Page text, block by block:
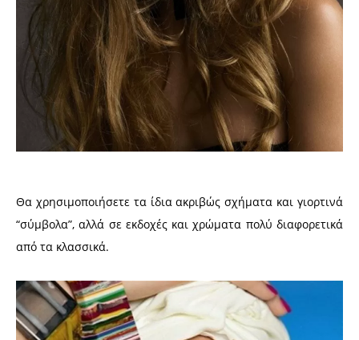
Θα χρησιμοποιήσετε τα ίδια ακριβώς σχήματα και γιορτινά
“σύμβολα”, αλλά σε εκδοχές και χρώματα πολύ διαφορετικά
από τα κλασσικά.